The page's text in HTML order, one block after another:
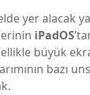
yer alacak
iPadOS
büyük
bazı